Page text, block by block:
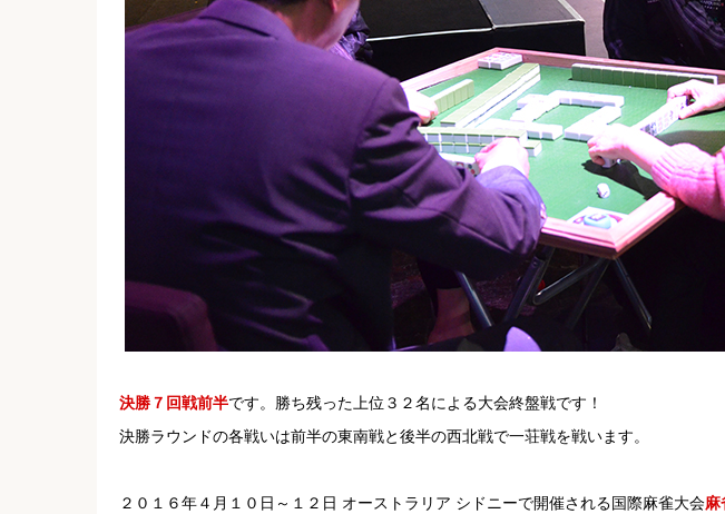
決勝７回戦前半です。勝ち残った上位３２名による大会終盤戦です！
決勝ラウンドの各戦いは前半の東南戦と後半の西北戦で一荘戦を戦います。
２０１６年４月１０日～１２日 オーストラリア シドニーで開催される国際麻雀大会麻